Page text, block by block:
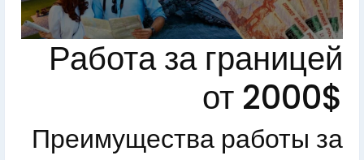
Работа за границей
от 2000$
Преимущества работы за